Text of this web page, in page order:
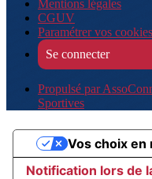
Mentions légales
CGUV
Paramétrer vos cookies
Se connecter
Propulsé par
Sportives
Notification lors de
Vos choix